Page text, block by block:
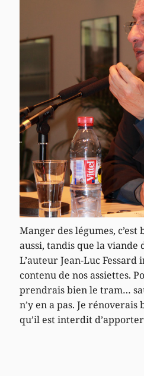
Manger des légumes,
aussi, tandis que la
L’auteur Jean-Luc
contenu de nos assiettes.
prendrais bien le tram…
n’y en a pas. Je
qu’il est interdit